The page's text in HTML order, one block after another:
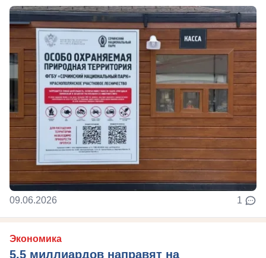
09.06.2026 1
Экономика
5,5 миллиардов направят на